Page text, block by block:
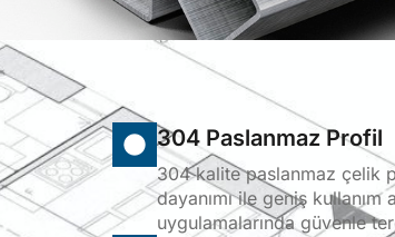
304 Paslanmaz Profil
304 kalite paslanmaz çelik
dayanımı ile geniş
uygulamalarında güvenle